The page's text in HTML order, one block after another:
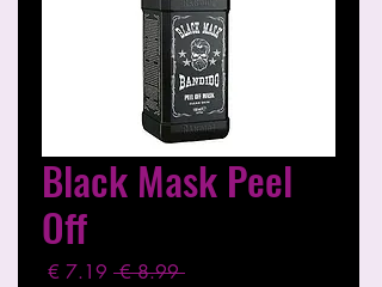
Black Mask Peel
Off
‏8.99 €
سعر
سعر